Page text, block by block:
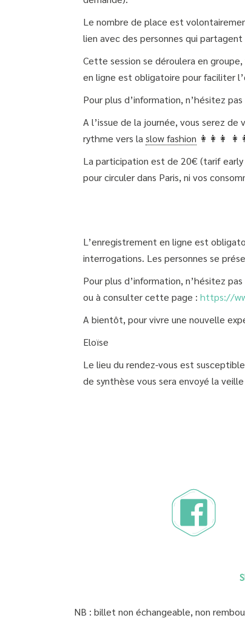
Le nombre de place est
lien avec des personnes qui
Cette session se déroulera en
en ligne est obligatoire pour faciliter
Pour plus d’information, n’hésitez
A l’issue de la journée, vous serez
rythme vers la slow fashion 👩👩👩
La participation est de 20€ (tarif
pour circuler dans Paris, ni vos
L’enregistrement en ligne est
interrogations. Les personnes se
Pour plus d’information, n’hésitez
ou à consulter cette page : https://
A bientôt, pour vivre une nouvelle
Eloïse
Le lieu du rendez-vous est
de synthèse vous sera envoyé la
NB : billet non échangeable, non